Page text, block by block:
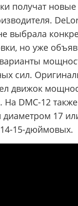
получат новые
выбрала
но уже
сил.
движок
DMC-12 также
диаметром 17
15-дюймовых.